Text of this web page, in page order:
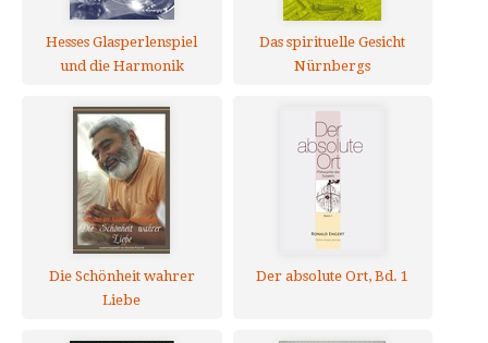
Hesses Glasperlenspiel
und die Harmonik
Das spirituelle Gesicht
Nürnbergs
Die Schönheit wahrer
Liebe
Der absolute Ort, Bd. 1